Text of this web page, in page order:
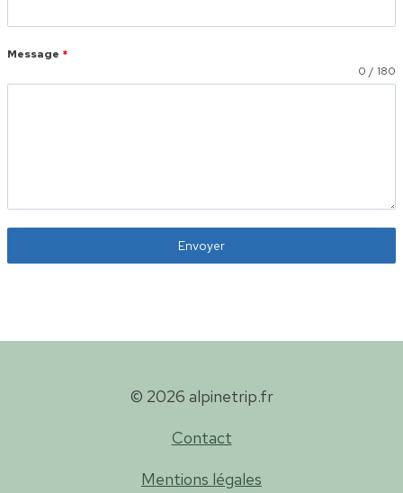
Message *
0 / 180
Envoyer
© 2026 alpinetrip.fr
Contact
Mentions légales